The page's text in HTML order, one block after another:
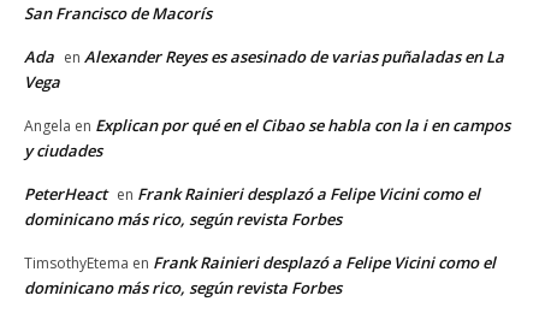
San Francisco de Macorís
Ada en Alexander Reyes es asesinado de varias puñaladas en La
Vega
Angela en Explican por qué en el Cibao se habla con la i en campos
y ciudades
PeterHeact en Frank Rainieri desplazó a Felipe Vicini como el
dominicano más rico, según revista Forbes
TimsothyEtema en Frank Rainieri desplazó a Felipe Vicini como el
dominicano más rico, según revista Forbes